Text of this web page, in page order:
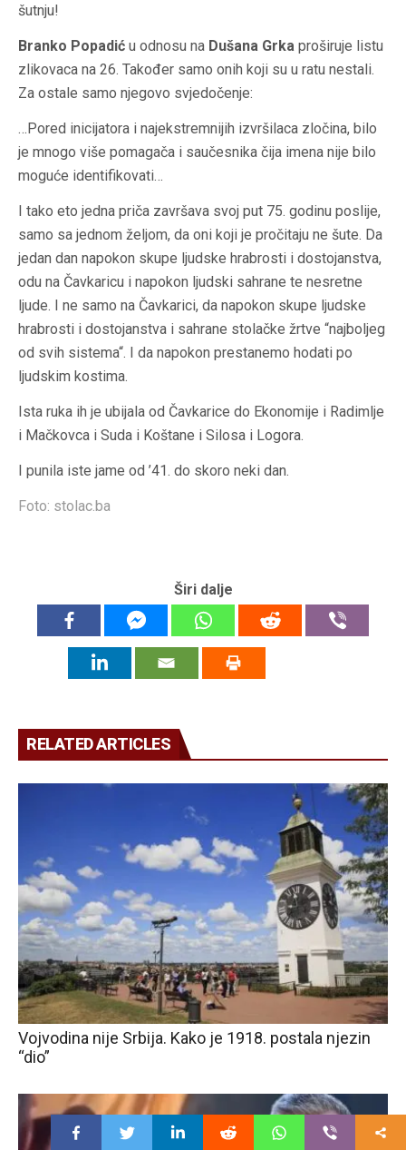
šutnju!
Branko Popadić u odnosu na Dušana Grka proširuje listu
zlikovaca na 26. Također samo onih koji su u ratu nestali.
Za ostale samo njegovo svjedočenje:
…Pored inicijatora i najekstremnijih izvršilaca zločina, bilo
je mnogo više pomagača i saučesnika čija imena nije bilo
moguće identifikovati…
I tako eto jedna priča završava svoj put 75. godinu poslije,
samo sa jednom željom, da oni koji je pročitaju ne šute. Da
jedan dan napokon skupe ljudske hrabrosti i dostojanstva,
odu na Čavkaricu i napokon ljudski sahrane te nesretne
ljude. I ne samo na Čavkarici, da napokon skupe ljudske
hrabrosti i dostojanstva i sahrane stolačke žrtve “najboljeg
od svih sistema“. I da napokon prestanemo hodati po
ljudskim kostima.
Ista ruka ih je ubijala od Čavkarice do Ekonomije i Radimlje
i Mačkovca i Suda i Koštane i Silosa i Logora.
I punila iste jame od ’41. do skoro neki dan.
Foto: stolac.ba
Širi dalje
RELATED ARTICLES
Vojvodina nije Srbija. Kako je 1918. postala njezin
“dio”